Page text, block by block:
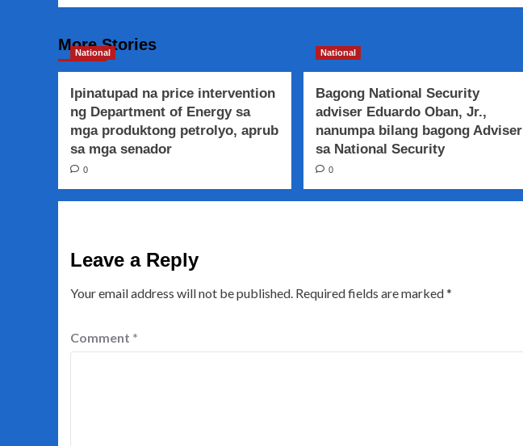
More Stories
National
Ipinatupad na price intervention
ng Department of Energy sa
mga produktong petrolyo, aprub
sa mga senador
0
National
Bagong National Security
adviser Eduardo Oban, Jr.,
nanumpa bilang bagong Adviser
sa National Security
0
Leave a Reply
Your email address will not be published. Required fields are marked*
Comment *